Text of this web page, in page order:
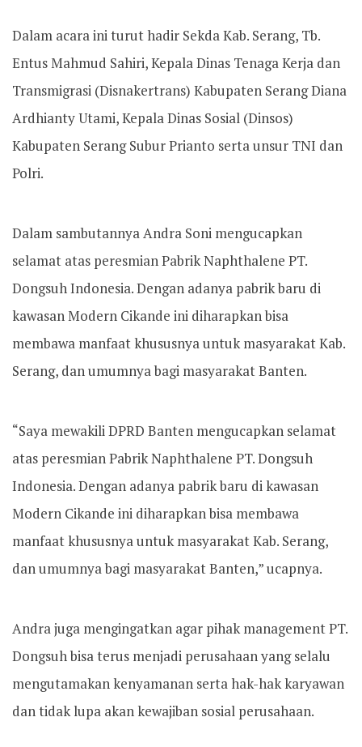
Dalam acara ini turut hadir Sekda Kab. Serang, Tb.
Entus Mahmud Sahiri, Kepala Dinas Tenaga Kerja dan
Transmigrasi (Disnakertrans) Kabupaten Serang Diana
Ardhianty Utami, Kepala Dinas Sosial (Dinsos)
Kabupaten Serang Subur Prianto serta unsur TNI dan
Polri.
Dalam sambutannya Andra Soni mengucapkan
selamat atas peresmian Pabrik Naphthalene PT.
Dongsuh Indonesia. Dengan adanya pabrik baru di
kawasan Modern Cikande ini diharapkan bisa
membawa manfaat khususnya untuk masyarakat Kab.
Serang, dan umumnya bagi masyarakat Banten.
“Saya mewakili DPRD Banten mengucapkan selamat
atas peresmian Pabrik Naphthalene PT. Dongsuh
Indonesia. Dengan adanya pabrik baru di kawasan
Modern Cikande ini diharapkan bisa membawa
manfaat khususnya untuk masyarakat Kab. Serang,
dan umumnya bagi masyarakat Banten,” ucapnya.
Andra juga mengingatkan agar pihak management PT.
Dongsuh bisa terus menjadi perusahaan yang selalu
mengutamakan kenyamanan serta hak-hak karyawan
dan tidak lupa akan kewajiban sosial perusahaan.